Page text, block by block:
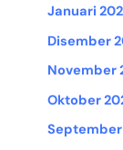
Januari
Disember
November
Oktober
September